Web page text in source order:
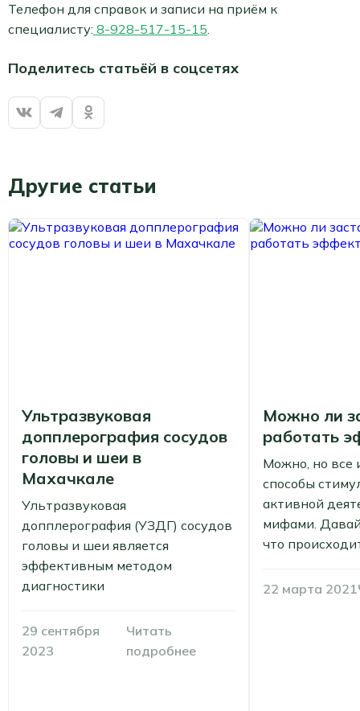
Телефон для справок и записи на приём к
специалисту: 8-928-517-15-15.
Поделитесь статьёй в соцсетях
Другие статьи
Ультразвуковая
допплерография сосудов
головы и шеи в
Махачкале
Ультразвуковая
допплерография (УЗДГ) сосудов
головы и шеи является
эффективным методом
диагностики
29 сентября
2023
Читать
подробнее
Можно ли
работать
Можно, но все
способы
активной
мифами.
что
22 марта 2021